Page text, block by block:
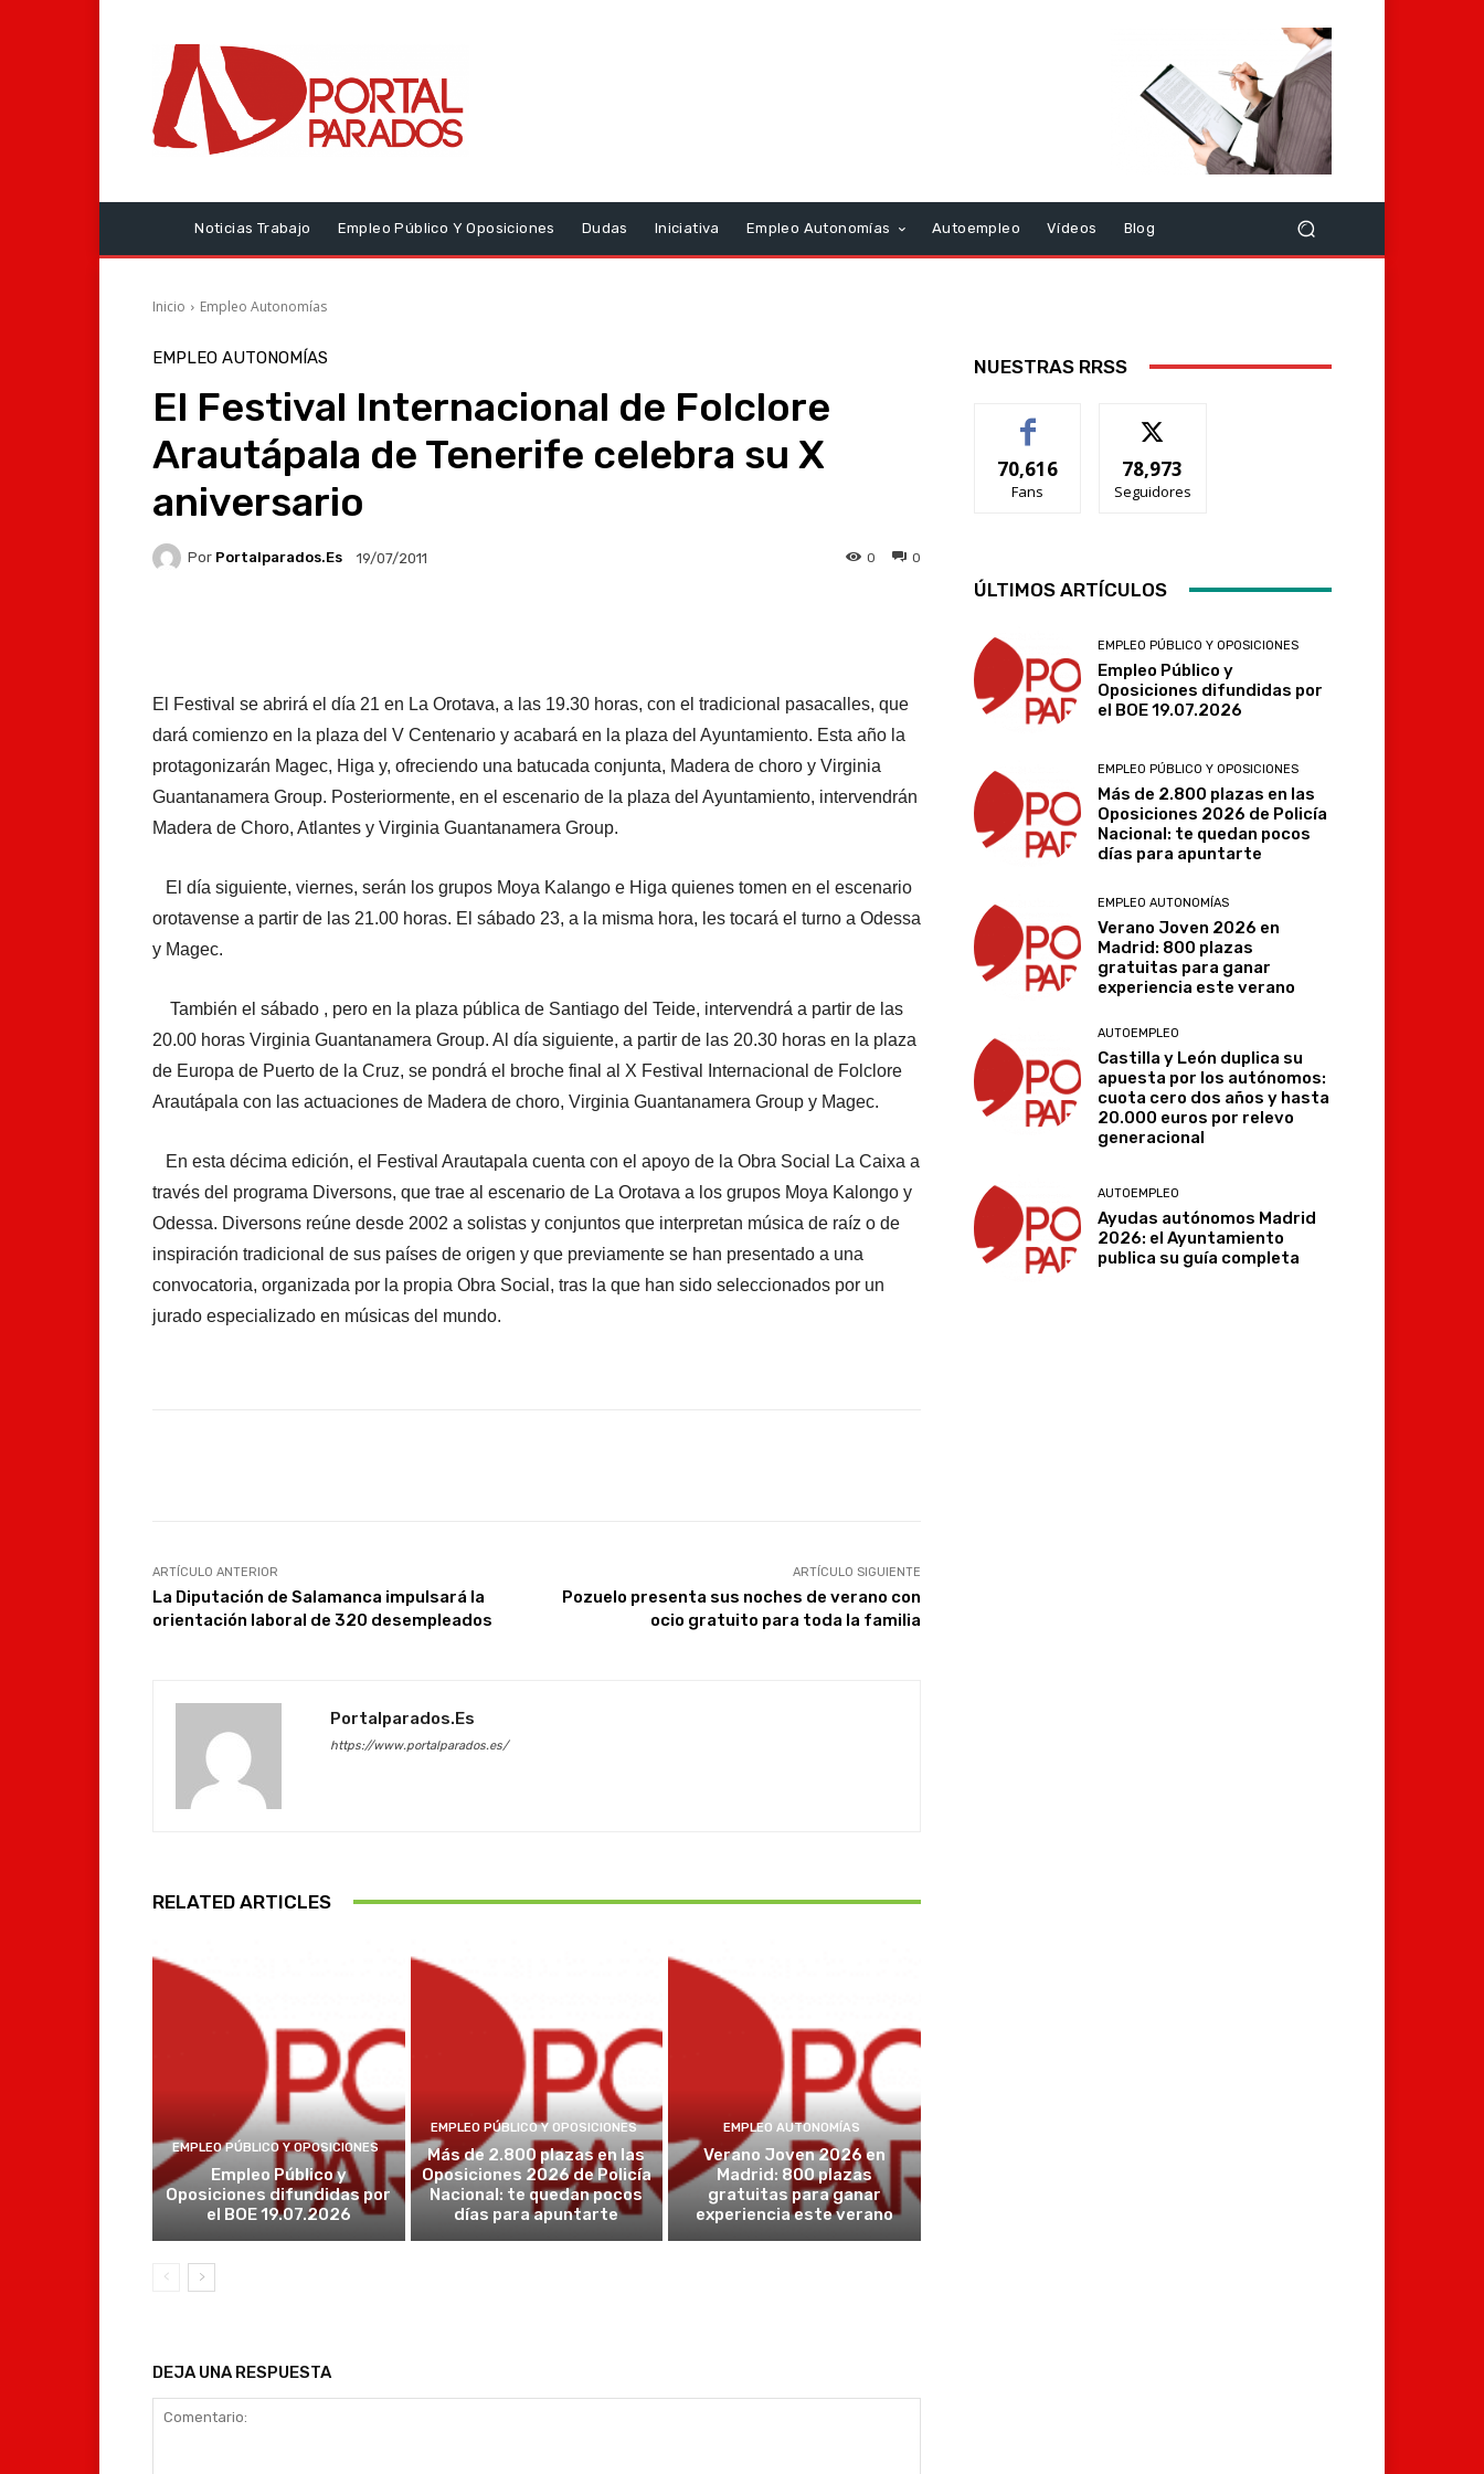
Noticias Trabajo Empleo Público Y Oposiciones Dudas Iniciativa Empleo Autonomías Autoempleo Vídeos Blog
Inicio Empleo Autonomías
EMPLEO AUTONOMÍAS
El Festival Internacional de Folclore
Arautápala de Tenerife celebra su X
aniversario
Por Portalparados.es 19/07/2011 0
0
El Festival se abrirá el día 21 en La Orotava, a las 19.30 horas, con el tradicional pasacalles, que
dará comienzo en la plaza del V Centenario y acabará en la plaza del Ayuntamiento. Esta año la
protagonizarán Magec, Higa y, ofreciendo una batucada conjunta, Madera de choro y Virginia
Guantanamera Group. Posteriormente, en el escenario de la plaza del Ayuntamiento, intervendrán
Madera de Choro, Atlantes y Virginia Guantanamera Group.
El día siguiente, viernes, serán los grupos Moya Kalango e Higa quienes tomen en el escenario
orotavense a partir de las 21.00 horas. El sábado 23, a la misma hora, les tocará el turno a Odessa
y Magec.
También el sábado , pero en la plaza pública de Santiago del Teide, intervendrá a partir de las
20.00 horas Virginia Guantanamera Group. Al día siguiente, a partir de las 20.30 horas en la plaza
de Europa de Puerto de la Cruz, se pondrá el broche final al X Festival Internacional de Folclore
Arautápala con las actuaciones de Madera de choro, Virginia Guantanamera Group y Magec.
En esta décima edición, el Festival Arautapala cuenta con el apoyo de la Obra Social La Caixa a
través del programa Diversons, que trae al escenario de La Orotava a los grupos Moya Kalongo y
Odessa. Diversons reúne desde 2002 a solistas y conjuntos que interpretan música de raíz o de
inspiración tradicional de sus países de origen y que previamente se han presentado a una
convocatoria, organizada por la propia Obra Social, tras la que han sido seleccionados por un
jurado especializado en músicas del mundo.
ARTÍCULO ANTERIOR
La Diputación de Salamanca impulsará la
orientación laboral de 320 desempleados
ARTÍCULO SIGUIENTE
Pozuelo presenta sus noches de verano con
ocio gratuito para toda la familia
Portalparados.es
https://www.portalparados.es/
RELATED ARTICLES
EMPLEO PÚBLICO Y OPOSICIONES
Empleo Público y
Oposiciones difundidas por
el BOE 19.07.2026
EMPLEO PÚBLICO Y OPOSICIONES
Más de 2.800 plazas en las
Oposiciones 2026 de Policía
Nacional: te quedan pocos
días para apuntarte
EMPLEO AUTONOMÍAS
Verano Joven 2026 en
Madrid: 800 plazas
gratuitas para ganar
experiencia este verano
DEJA UNA RESPUESTA
NUESTRAS RRSS
70,616
Fans
78,973
Seguidores
ÚLTIMOS ARTÍCULOS
EMPLEO PÚBLICO Y OPOSICIONES
Empleo Público y
Oposiciones difundidas por
el BOE 19.07.2026
EMPLEO PÚBLICO Y OPOSICIONES
Más de 2.800 plazas en las
Oposiciones 2026 de Policía
Nacional: te quedan pocos
días para apuntarte
EMPLEO AUTONOMÍAS
Verano Joven 2026 en
Madrid: 800 plazas
gratuitas para ganar
experiencia este verano
AUTOEMPLEO
Castilla y León duplica su
apuesta por los autónomos:
cuota cero dos años y hasta
20.000 euros por relevo
generacional
AUTOEMPLEO
Ayudas autónomos Madrid
2026: el Ayuntamiento
publica su guía completa